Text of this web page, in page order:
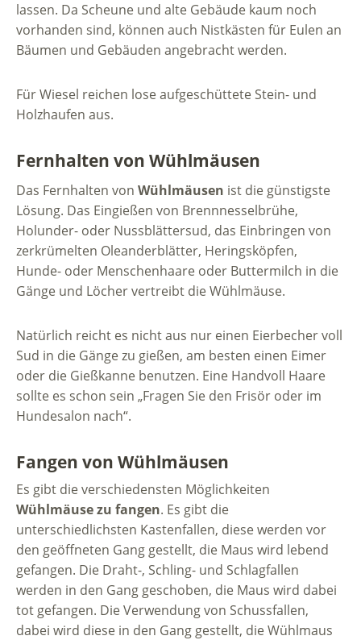
lassen. Da Scheune und alte Gebäude kaum noch
vorhanden sind, können auch Nistkästen für Eulen an
Bäumen und Gebäuden angebracht werden.
Für Wiesel reichen lose aufgeschüttete Stein- und
Holzhaufen aus.
Fernhalten von Wühlmäusen
Das Fernhalten von Wühlmäusen ist die günstigste
Lösung. Das Eingießen von Brennnesselbrühe,
Holunder- oder Nussblättersud, das Einbringen von
zerkrümelten Oleanderblätter, Heringsköpfen,
Hunde- oder Menschenhaare oder Buttermilch in die
Gänge und Löcher vertreibt die Wühlmäuse.
Natürlich reicht es nicht aus nur einen Eierbecher voll
Sud in die Gänge zu gießen, am besten einen Eimer
oder die Gießkanne benutzen. Eine Handvoll Haare
sollte es schon sein „Fragen Sie den Frisör oder im
Hundesalon nach“.
Fangen von Wühlmäusen
Es gibt die verschiedensten Möglichkeiten
Wühlmäuse zu fangen. Es gibt die
unterschiedlichsten Kastenfallen, diese werden vor
den geöffneten Gang gestellt, die Maus wird lebend
gefangen. Die Draht-, Schling- und Schlagfallen
werden in den Gang geschoben, die Maus wird dabei
tot gefangen. Die Verwendung von Schussfallen,
dabei wird diese in den Gang gestellt, die Wühlmaus